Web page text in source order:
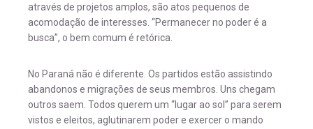
através de projetos amplos, são atos pequenos de
acomodação de interesses. “Permanecer no poder é a
busca”, o bem comum é retórica.
No Paraná não é diferente. Os partidos estão assistindo
abandonos e migrações de seus membros. Uns chegam
outros saem. Todos querem um “lugar ao sol” para serem
vistos e eleitos, aglutinarem poder e exercer o mando